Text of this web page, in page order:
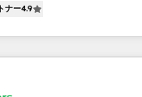
growth With 6 key
and experience
clients just like you Let’s
& facilitator,
of HubSpot
Trust us to
ナー4.9